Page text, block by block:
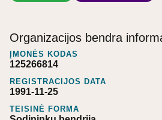
Organizacijos bendra
ĮMONĖS KODAS
125266814
REGISTRACIJOS DATA
1991-11-25
TEISINĖ FORMA